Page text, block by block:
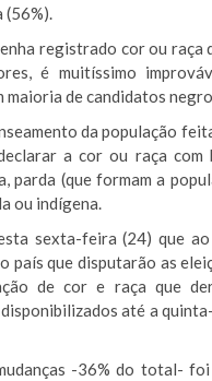
(56%).
registrado cor ou raça
é muitíssimo
maioria de candidatos
da população
a cor ou raça com
parda (que formam a
ou indígena.
sexta-feira (24) que
país que disputarão as
de cor e raça que
até a
-36% do total-